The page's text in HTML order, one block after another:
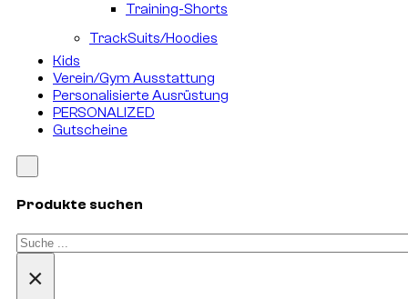
Training-Shorts
TrackSuits/Hoodies
Kids
Verein/Gym Ausstattung
Personalisierte Ausrüstung
PERSONALIZED
Gutscheine
Produkte suchen
Suchen
×